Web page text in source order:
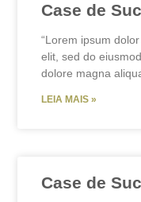
Case de
“Lorem ipsum
elit, sed do
dolore magna
LEIA MAIS »
Case de